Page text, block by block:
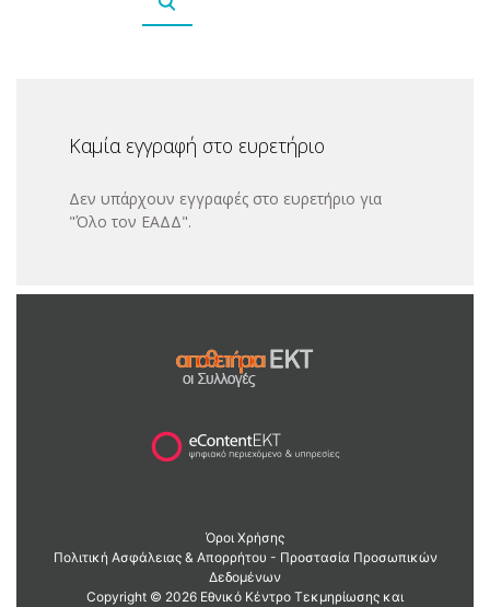
Καμία εγγραφή στο ευρετήριο
Δεν υπάρχουν εγγραφές στο ευρετήριο για
"Όλο τον ΕΑΔΔ".